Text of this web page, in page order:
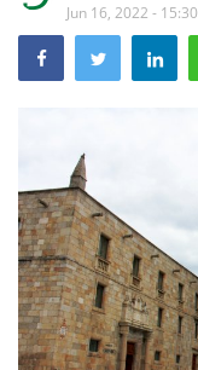
Desporto
Sobre Nós
Educação
Estatuto Editorial
Saúde
Jun 16, 2022 - 15:30